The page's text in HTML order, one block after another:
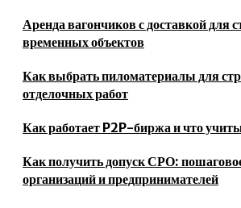
Аренда вагончиков с доставкой для
временных объектов
Как выбрать пиломатериалы для
отделочных работ
Как работает P2P-биржа и что
Как получить допуск СРО:
организаций и предпринимателей